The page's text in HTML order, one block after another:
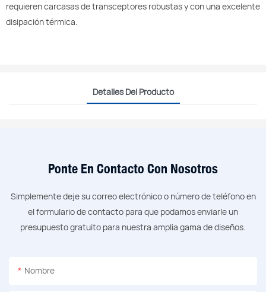
requieren carcasas de transceptores robustas y con una excelente
disipación térmica.
Detalles Del Producto
Ponte En Contacto Con Nosotros
Simplemente deje su correo electrónico o número de teléfono en
el formulario de contacto para que podamos enviarle un
presupuesto gratuito para nuestra amplia gama de diseños.
Nombre